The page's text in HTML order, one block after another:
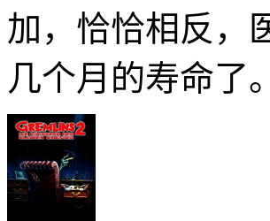
加，恰恰相反，
几个月的寿命了